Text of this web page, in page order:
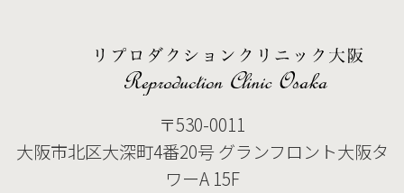
〒530-0011
大阪市北区大深町4番20号 グランフロント大阪タ
ワーA 15F